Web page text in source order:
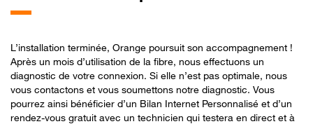
L’installation terminée, Orange poursuit son accompagnement !
Après un mois d’utilisation de la fibre, nous effectuons un
diagnostic de votre connexion. Si elle n’est pas optimale, nous
vous contactons et vous soumettons notre diagnostic. Vous
pourrez ainsi bénéficier d’un Bilan Internet Personnalisé et d’un
rendez-vous gratuit avec un technicien qui testera en direct et à